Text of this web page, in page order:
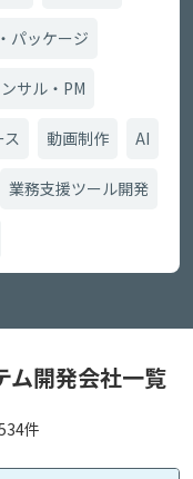
パッケージ
サル・PM
ス 動画制作 AI
業務支援ツール開発
ム開発会社一覧
件